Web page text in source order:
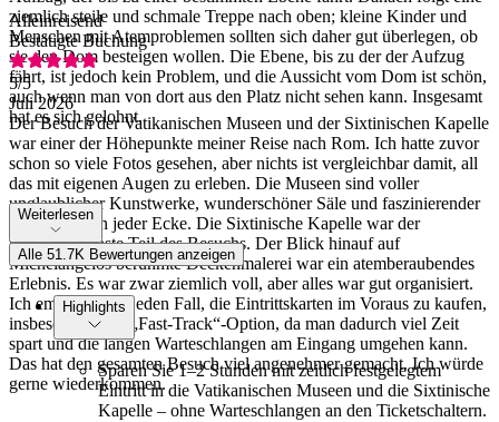
ziemlich steile und schmale Treppe nach oben; kleine Kinder und
Menschen mit Atemproblemen sollten sich daher gut überlegen, ob
sie den Dom besteigen wollen. Die Ebene, bis zu der der Aufzug
fährt, ist jedoch kein Problem, und die Aussicht vom Dom ist schön,
auch wenn man von dort aus den Platz nicht sehen kann. Insgesamt
hat es sich gelohnt.
Alleinreisend
Bestätigte Buchung
5/5
Juli 2026
Der Besuch der Vatikanischen Museen und der Sixtinischen Kapelle
war einer der Höhepunkte meiner Reise nach Rom. Ich hatte zuvor
schon so viele Fotos gesehen, aber nichts ist vergleichbar damit, all
das mit eigenen Augen zu erleben. Die Museen sind voller
unglaublicher Kunstwerke, wunderschöner Säle und faszinierender
Geschichte an jeder Ecke. Die Sixtinische Kapelle war der
unvergesslichste Teil des Besuchs. Der Blick hinauf auf
Michelangelos berühmte Deckenmalerei war ein atemberaubendes
Erlebnis. Es war zwar ziemlich voll, aber alles war gut organisiert.
Ich empfehle auf jeden Fall, die Eintrittskarten im Voraus zu kaufen,
insbesondere die „Fast-Track“-Option, da man dadurch viel Zeit
spart und die langen Warteschlangen am Eingang umgehen kann.
Das hat den gesamten Besuch viel angenehmer gemacht. Ich würde
gerne wiederkommen.
Weiterlesen
Alle 51.7K Bewertungen anzeigen
Highlights
Sparen Sie 1–2 Stunden mit zeitlich festgelegtem
Eintritt in die Vatikanischen Museen und die Sixtinische
Kapelle – ohne Warteschlangen an den Ticketschaltern.